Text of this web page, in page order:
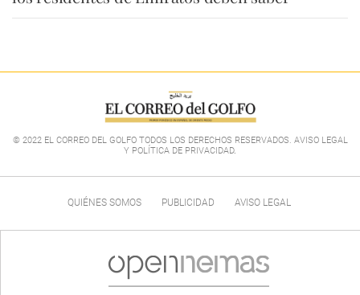
© 2022 EL CORREO DEL GOLFO TODOS LOS DERECHOS RESERVADOS. AVISO LEGAL
Y POLÍTICA DE PRIVACIDAD.
QUIÉNES SOMOS PUBLICIDAD AVISO LEGAL